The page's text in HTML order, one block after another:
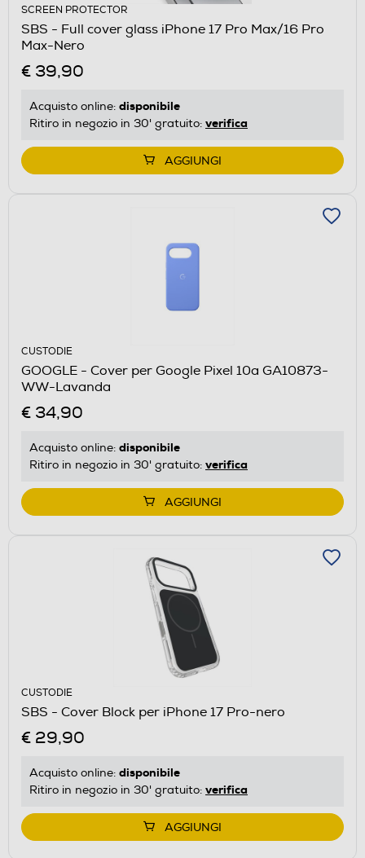
SCREEN PROTECTOR
SBS - Full cover glass iPhone 17 Pro Max/16 Pro
Max-Nero
€ 39,90
Acquisto online: disponibile
Ritiro in negozio in 30' gratuito: verifica
AGGIUNGI
CUSTODIE
GOOGLE - Cover per Google Pixel 10a GA10873-
WW-Lavanda
€ 34,90
Acquisto online: disponibile
Ritiro in negozio in 30' gratuito: verifica
AGGIUNGI
CUSTODIE
SBS - Cover Block per iPhone 17 Pro-nero
€ 29,90
Acquisto online: disponibile
Ritiro in negozio in 30' gratuito: verifica
AGGIUNGI